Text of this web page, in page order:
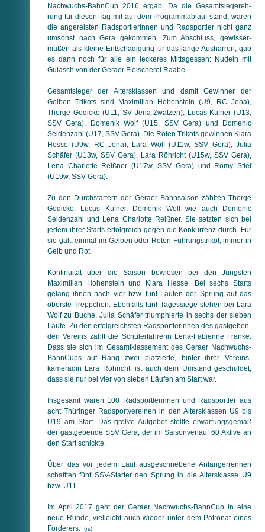
Nachwuchs-BahnCup 2016 ergab. Da die Gesamt­sie­ger­eh­
rung für diesen Tag mit auf dem Programmablauf stand, waren
die angereisten Radsportlerinnen und Radsportler nicht ganz
umsonst nach Gera gekommen. Zum Abschluss, ge­wis­ser­
maßen als kleine Entschädigung für das lange Aus­har­ren, gab
es dann noch für alle ein leckeres Mittagessen: Nudeln mit
Gulasch von der Geraer Fleischerei Raabe.
Gesamtsieger der Altersklassen und damit Gewinner der
Gelben Trikots sind Maximilian Hohenstein (U9, RC Jena),
Thorge Gödicke (U11, SV Jena-Zwätzen), Lucas Küfner (U13,
SSV Gera), Domenik Wolf (U15, SSV Gera) und Domenic
Seidenzahl (U17, SSV Gera). Die Roten Trikots gewinnen Klara
Hesse (U9w, RC Jena), Lara Wolf (U11w, SSV Gera), Julia
Schäfer (U13w, SSV Gera), Lara Röhricht (U15w, SSV Gera),
Lena Charlotte Reißner (U17w, SSV Gera) und Romy Stief
(U19w, SSV Gera).
Zu den Durchstartern der Geraer Bahnsaison zählten Thorge
Gö­dicke, Lucas Küfner, Domenik Wolf wie auch Domenic
Seiden­zahl und Lena Charlotte Reißner. Sie setzten sich bei
jedem ihrer Starts erfolgreich gegen die Konkurrenz durch. Für
sie galt, einmal im Gelben oder Roten Führungstrikot, immer in
Gelb und Rot.
Kontinuität über die Saison bewiesen bei den Jüngsten
Maximilian Hohenstein und Klara Hesse. Bei sechs Starts
gelang ihnen nach vier bzw. fünf Läufen der Sprung auf das
oberste Treppchen. Ebenfalls fünf Tagessiege stehen bei Lara
Wolf zu Buche. Julia Schäfer triumphierte in sechs der sieben
Läufe. Zu den erfolgreichsten Radsportlerinnen des gast­ge­ben­
den Vereins zählt die Schülerfahrerin Lena-Fabienne Franke.
Dass sie sich im Gesamtklassement des Geraer Nachwuchs-
BahnCups auf Rang zwei platzierte, hinter ihrer Vereins­
kameradin Lara Röhricht, ist auch dem Umstand geschuldet,
dass sie nur bei vier von sieben Läufen am Start war.
Insgesamt waren 100 Radsportlerinnen und Radsportler aus
acht Thüringer Radsportvereinen in den Altersklassen U9 bis
U19 am Start. Das größte Aufgebot stellte erwartungsgemäß
der gastgebende SSV Gera, der im Saisonverlauf 60 Aktive an
den Start schickte.
Über das vor jedem Lauf ausgeschriebene Anfängerrennen
schafften fünf SSV-Starter den Sprung in die Altersklasse U9
bzw. U11.
Im April 2017 geht der Geraer Nachwuchs-BahnCup in eine
neue Runde, vielleicht auch wieder unter dem Patronat eines
Förderers. (rs)